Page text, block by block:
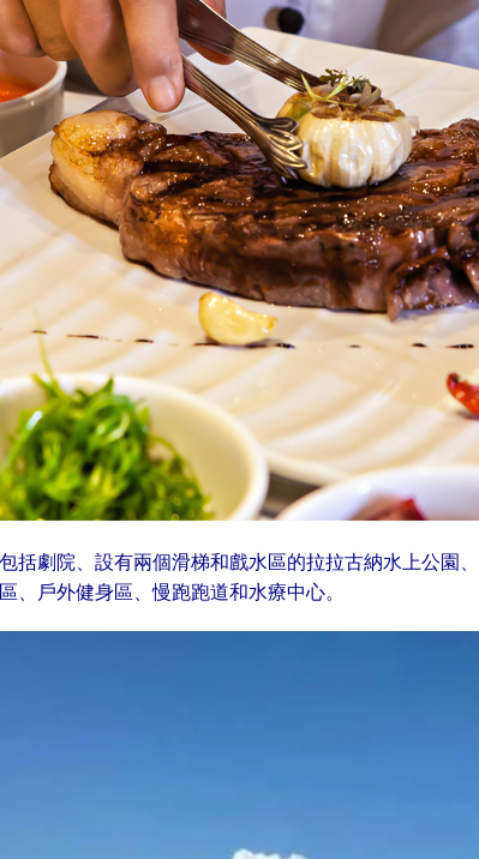
括劇院、設有兩個滑梯和戲水區的拉拉古納水上公園
、戶外健身區、慢跑跑道和水療中心。